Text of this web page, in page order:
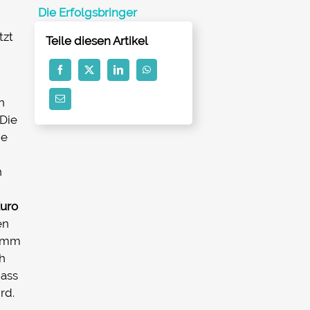
Die Erfolgsbringer
Teile diesen Artikel